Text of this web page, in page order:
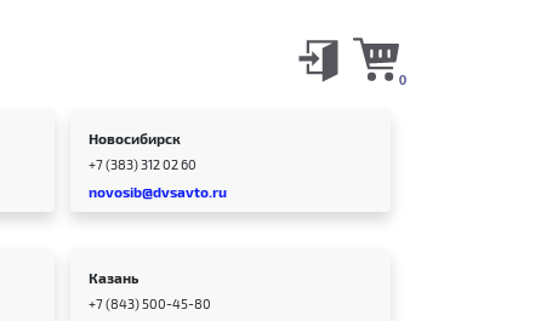
0
Новосибирск
+7 (383) 312 02 60
novosib@dvsavto.ru
Казань
+7 (843) 500-45-80